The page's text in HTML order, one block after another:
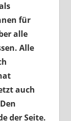
für
alle
Alle
auch
der Seite.